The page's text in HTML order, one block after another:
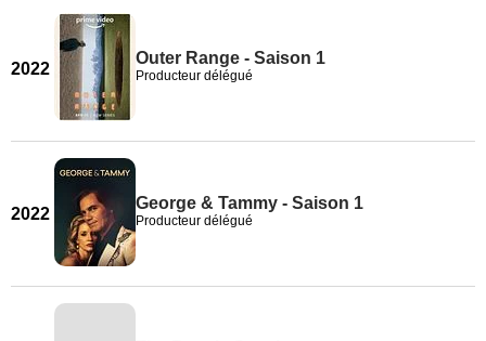
2022
Outer Range - Saison 1
Producteur délégué
2022
George & Tammy - Saison 1
Producteur délégué